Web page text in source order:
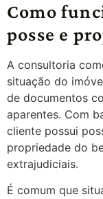
Como
posse e
A consultoria
situação do
de documentos
aparentes. Com
cliente possui
propriedade do
extrajudiciais.
É comum que